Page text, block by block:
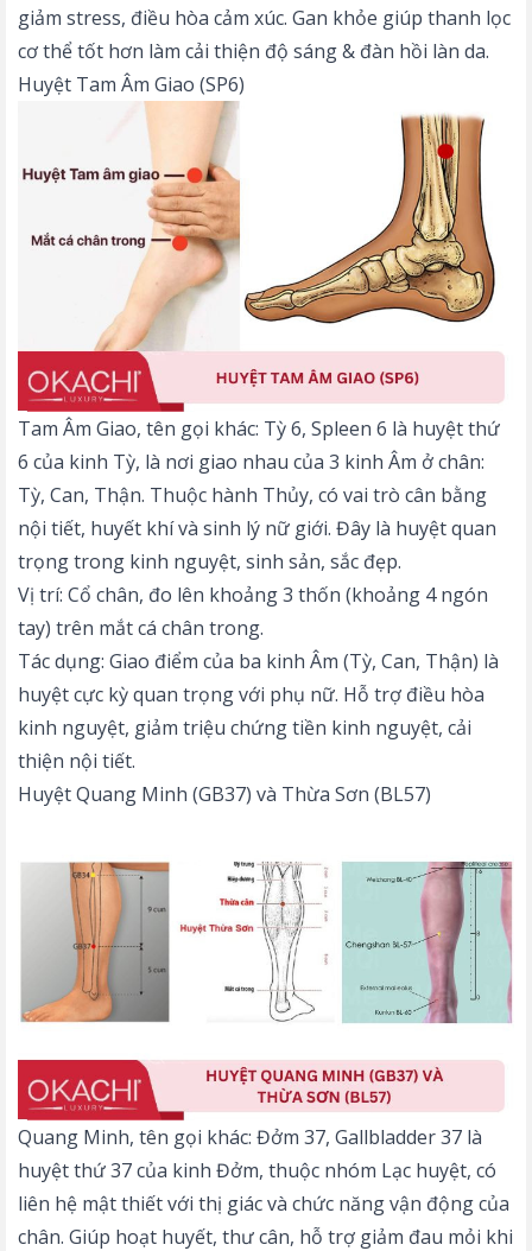
giảm stress, điều hòa cảm xúc. Gan khỏe giúp thanh lọc
cơ thể tốt hơn làm cải thiện độ sáng & đàn hồi làn da.
Huyệt Tam Âm Giao (SP6)
Tam Âm Giao, tên gọi khác: Tỳ 6, Spleen 6 là huyệt thứ
6 của kinh Tỳ, là nơi giao nhau của 3 kinh Âm ở chân:
Tỳ, Can, Thận. Thuộc hành Thủy, có vai trò cân bằng
nội tiết, huyết khí và sinh lý nữ giới. Đây là huyệt quan
trọng trong kinh nguyệt, sinh sản, sắc đẹp.
Vị trí: Cổ chân, đo lên khoảng 3 thốn (khoảng 4 ngón
tay) trên mắt cá chân trong.
Tác dụng: Giao điểm của ba kinh Âm (Tỳ, Can, Thận) là
huyệt cực kỳ quan trọng với phụ nữ. Hỗ trợ điều hòa
kinh nguyệt, giảm triệu chứng tiền kinh nguyệt, cải
thiện nội tiết.
Huyệt Quang Minh (GB37) và Thừa Sơn (BL57)
Quang Minh, tên gọi khác: Đởm 37, Gallbladder 37 là
huyệt thứ 37 của kinh Đởm, thuộc nhóm Lạc huyệt, có
liên hệ mật thiết với thị giác và chức năng vận động của
chân. Giúp hoạt huyết, thư cân, hỗ trợ giảm đau mỏi khi